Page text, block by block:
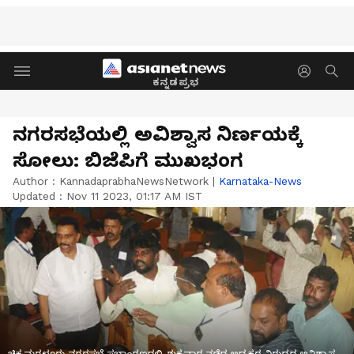
ಕನ್ನಡಪ್ರಭ
ನಗರಸಭೆಯಲ್ಲಿ ಅವಿಶ್ವಾಸ ನಿರ್ಣಯಕ್ಕೆ
ಸೋಲು: ಬಿಜೆಪಿಗೆ ಮುಖಭಂಗ
Author : KannadaprabhaNewsNetwork | Karnataka-News
Updated : Nov 11 2023, 01:17 AM IST